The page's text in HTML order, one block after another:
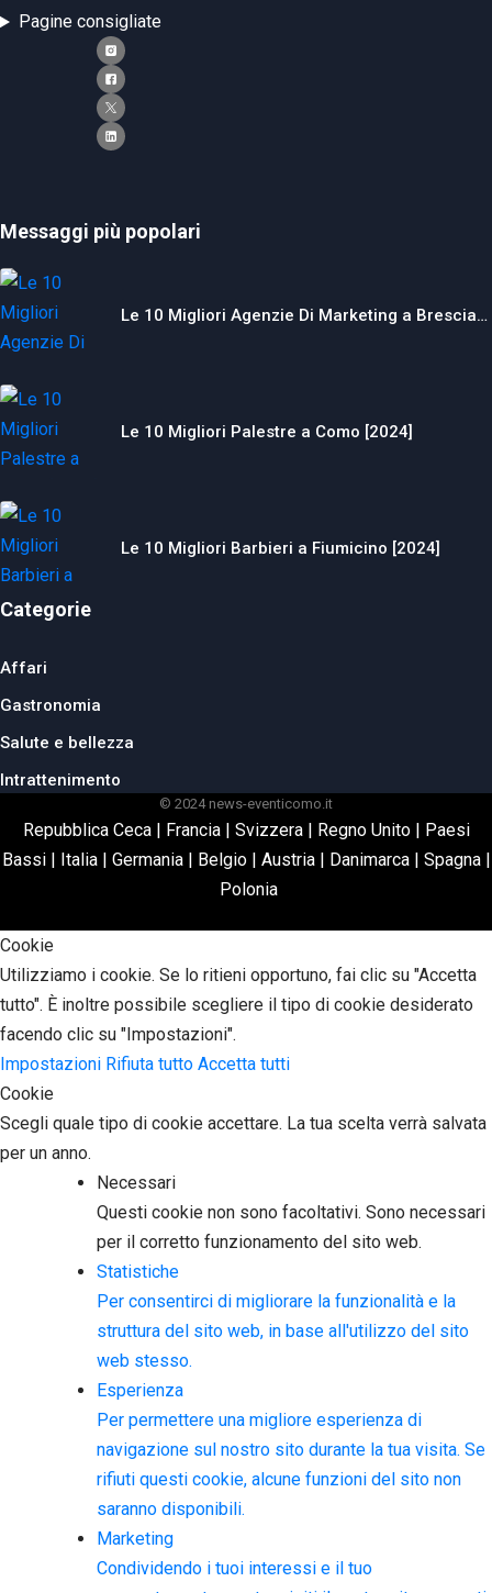
Pagine consigliate
Messaggi più popolari
Le 10 Migliori Agenzie Di Marketing a Brescia…
Le 10 Migliori Palestre a Como [2024]
Le 10 Migliori Barbieri a Fiumicino [2024]
Categorie
Affari
Gastronomia
Salute e bellezza
Intrattenimento
© 2024 news-eventicomo.it
Repubblica Ceca| Francia| Svizzera| Regno Unito|
Paesi
Bassi| Italia| Germania| Belgio| Austria| Danimarca| Spagna|
Polonia
Cookie
Utilizziamo i cookie. Se lo ritieni opportuno, fai clic su "Accetta
tutto". È inoltre possibile scegliere il tipo di cookie desiderato
facendo clic su "Impostazioni".
Impostazioni Rifiuta tutto Accetta tutti
Cookie
Scegli quale tipo di cookie accettare. La tua scelta verrà salvata
per un anno.
Necessari
Questi cookie non sono facoltativi. Sono necessari
per il corretto funzionamento del sito web.
Statistiche
Per consentirci di migliorare la funzionalità e la
struttura del sito web, in base all'utilizzo del sito
web stesso.
Esperienza
Per permettere una migliore esperienza di
navigazione sul nostro sito durante la tua visita. Se
rifiuti questi cookie, alcune funzioni del sito non
saranno disponibili.
Marketing
Condividendo i tuoi interessi e il tuo